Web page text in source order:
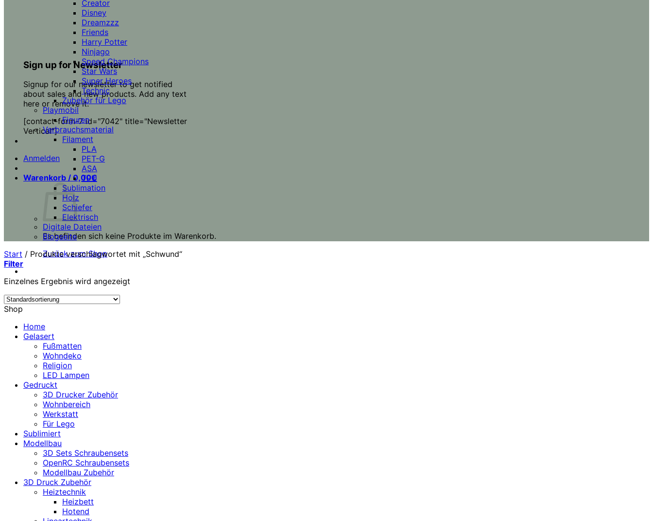
Sign up for Newsletter
Signup for our newsletter to get notified
about sales and new products. Add any text
here or remove it.
[contact-form-7 id="7042" title="Newsletter
Vertical"]
Anmelden
Warenkorb / 0,00€
Es befinden sich keine Produkte im Warenkorb.
Zurück zum Shop
Creator
Disney
Dreamzzz
Friends
Harry Potter
Ninjago
Speed Champions
Star Wars
Super Heroes
Technic
Zubehör für Lego
Playmobil
Figuren
Verbrauchsmaterial
Filament
PLA
PET-G
ASA
TPU
Sublimation
Holz
Schiefer
Elektrisch
Digitale Dateien
Blogseite
Start / Produkte verschlagwortet mit „Schwund“
Filter
Einzelnes Ergebnis wird angezeigt
Shop
Home
Gelasert
Fußmatten
Wohndeko
Religion
LED Lampen
Gedruckt
3D Drucker Zubehör
Wohnbereich
Werkstatt
Für Lego
Sublimiert
Modellbau
3D Sets Schraubensets
OpenRC Schraubensets
Modellbau Zubehör
3D Druck Zubehör
Heiztechnik
Heizbett
Hotend